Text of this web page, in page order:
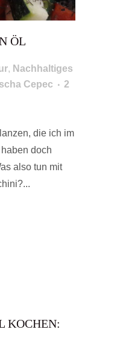
ÖL
, Nachhaltiges
Cepec
2
die ich im
doch
also tun mit
KOCHEN: